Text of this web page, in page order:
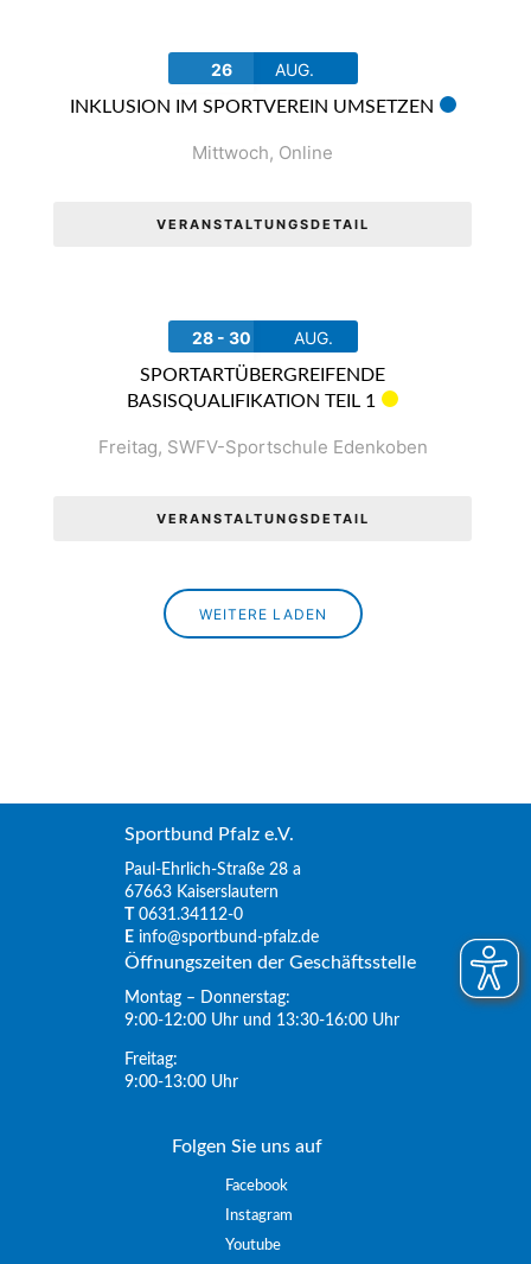
26 AUG.
INKLUSION IM SPORTVEREIN UMSETZEN
Mittwoch, Online
VERANSTALTUNGSDETAIL
28 - 30 AUG.
SPORTARTÜBERGREIFENDE
BASISQUALIFIKATION TEIL 1
Freitag, SWFV-Sportschule Edenkoben
VERANSTALTUNGSDETAIL
WEITERE LADEN
Sportbund Pfalz e.V.
Paul-Ehrlich-Straße 28 a
67663 Kaiserslautern
0631.34112-0
E info@sportbund-pfalz.de
Öffnungszeiten der Geschäftsstelle
Montag – Donnerstag:
9:00-12:00 Uhr und 13:30-16:00 Uhr
Freitag:
9:00-13:00 Uhr
Folgen Sie uns auf
Facebook
Instagram
Youtube